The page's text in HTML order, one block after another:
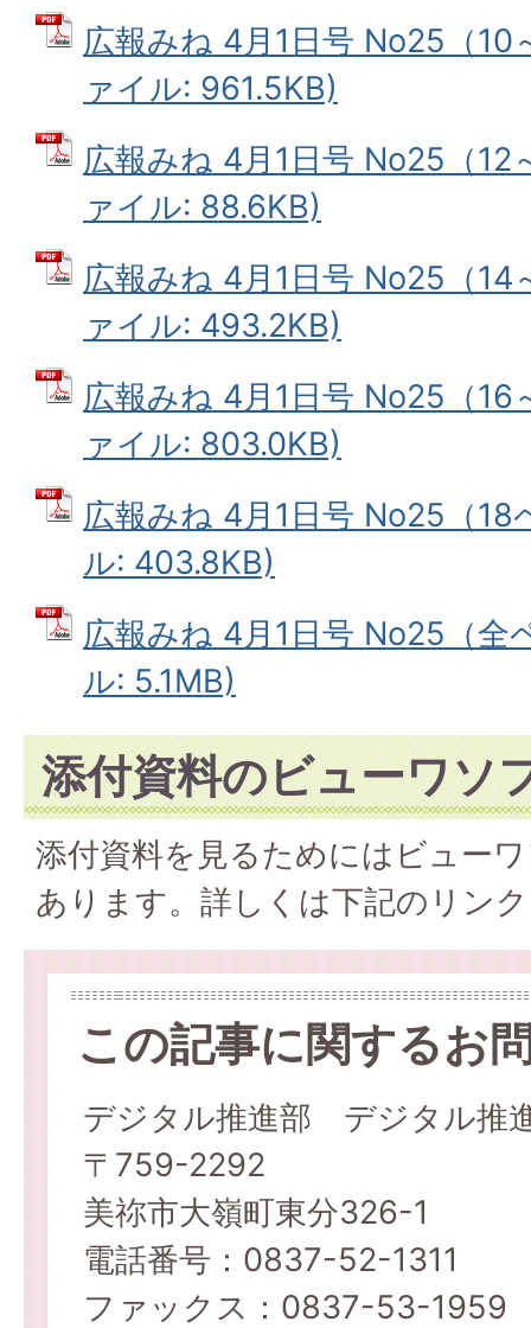
広報みね 4月1日号 No25（10
ァイル: 961.5KB)
広報みね 4月1日号 No25（12
ァイル: 88.6KB)
広報みね 4月1日号 No25（14
ァイル: 493.2KB)
広報みね 4月1日号 No25（16
ァイル: 803.0KB)
広報みね 4月1日号 No25（18
ル: 403.8KB)
広報みね 4月1日号 No25（全
ル: 5.1MB)
添付資料のビューワソ
添付資料を見るためにはビュー
あります。詳しくは下記のリン
この記事に関するお
デジタル推進部 デジタル推
〒759-2292
美祢市大嶺町東分326-1
電話番号：0837-52-1311
ファックス：0837-53-1959